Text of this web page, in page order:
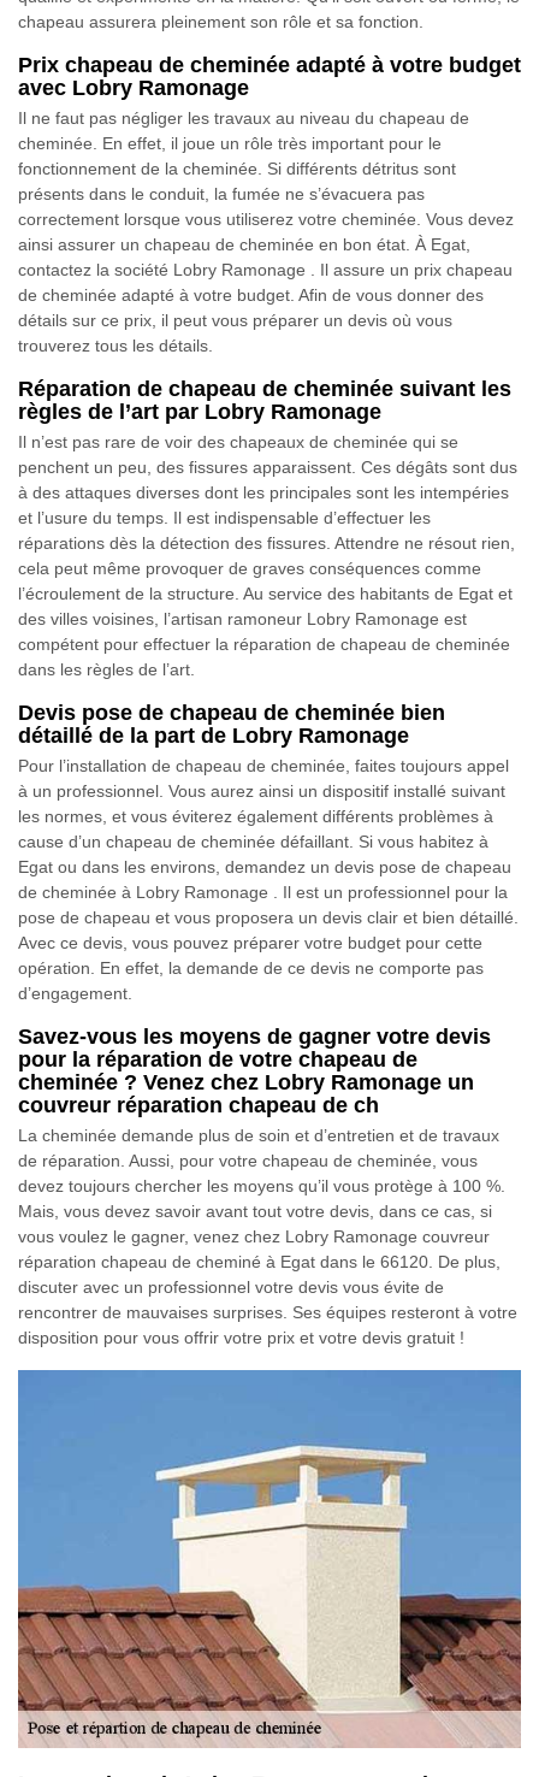
chapeau assurera pleinement son rôle et sa fonction.
Prix chapeau de cheminée adapté à votre budget
avec Lobry Ramonage
Il ne faut pas négliger les travaux au niveau du chapeau de
cheminée. En effet, il joue un rôle très important pour le
fonctionnement de la cheminée. Si différents détritus sont
présents dans le conduit, la fumée ne s’évacuera pas
correctement lorsque vous utiliserez votre cheminée. Vous devez
ainsi assurer un chapeau de cheminée en bon état. À Egat,
contactez la société Lobry Ramonage . Il assure un prix chapeau
de cheminée adapté à votre budget. Afin de vous donner des
détails sur ce prix, il peut vous préparer un devis où vous
trouverez tous les détails.
Réparation de chapeau de cheminée suivant les
règles de l’art par Lobry Ramonage
Il n’est pas rare de voir des chapeaux de cheminée qui se
penchent un peu, des fissures apparaissent. Ces dégâts sont dus
à des attaques diverses dont les principales sont les intempéries
et l’usure du temps. Il est indispensable d’effectuer les
réparations dès la détection des fissures. Attendre ne résout rien,
cela peut même provoquer de graves conséquences comme
l’écroulement de la structure. Au service des habitants de Egat et
des villes voisines, l’artisan ramoneur Lobry Ramonage est
compétent pour effectuer la réparation de chapeau de cheminée
dans les règles de l’art.
Devis pose de chapeau de cheminée bien
détaillé de la part de Lobry Ramonage
Pour l’installation de chapeau de cheminée, faites toujours appel
à un professionnel. Vous aurez ainsi un dispositif installé suivant
les normes, et vous éviterez également différents problèmes à
cause d’un chapeau de cheminée défaillant. Si vous habitez à
Egat ou dans les environs, demandez un devis pose de chapeau
de cheminée à Lobry Ramonage . Il est un professionnel pour la
pose de chapeau et vous proposera un devis clair et bien détaillé.
Avec ce devis, vous pouvez préparer votre budget pour cette
opération. En effet, la demande de ce devis ne comporte pas
d’engagement.
Savez-vous les moyens de gagner votre devis
pour la réparation de votre chapeau de
cheminée ? Venez chez Lobry Ramonage un
couvreur réparation chapeau de ch
La cheminée demande plus de soin et d’entretien et de travaux
de réparation. Aussi, pour votre chapeau de cheminée, vous
devez toujours chercher les moyens qu’il vous protège à 100 %.
Mais, vous devez savoir avant tout votre devis, dans ce cas, si
vous voulez le gagner, venez chez Lobry Ramonage couvreur
réparation chapeau de cheminé à Egat dans le 66120. De plus,
discuter avec un professionnel votre devis vous évite de
rencontrer de mauvaises surprises. Ses équipes resteront à votre
disposition pour vous offrir votre prix et votre devis gratuit !